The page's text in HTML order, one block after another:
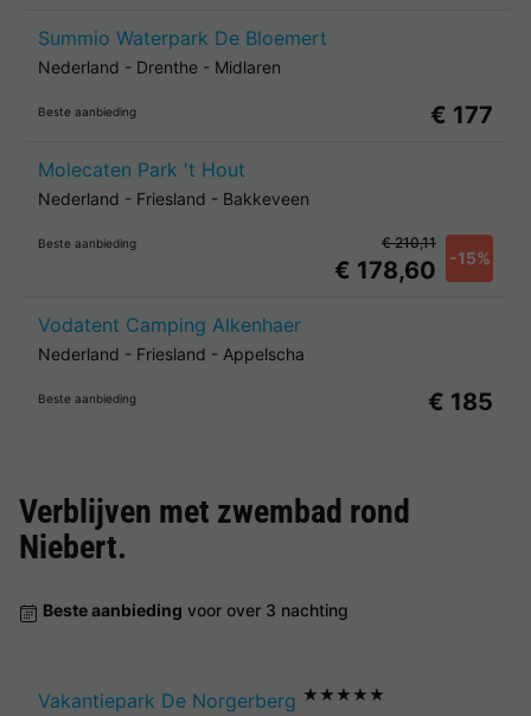
Summio Waterpark De Bloemert
Nederland - Drenthe - Midlaren
Beste aanbieding € 177
Molecaten Park 't Hout
Nederland - Friesland - Bakkeveen
Beste aanbieding
€ 178,60 -15%
€ 210,11
Vodatent Camping Alkenhaer
Nederland - Friesland - Appelscha
Beste aanbieding € 185
Verblijven met zwembad rond
Niebert.
Beste aanbieding voor over 3 nachting
Vakantiepark De Norgerberg ★★★★★